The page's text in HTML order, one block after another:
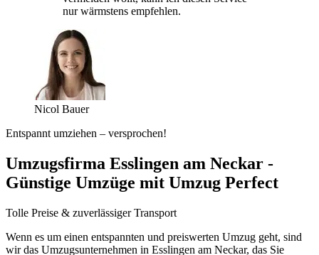
nur wärmstens empfehlen.
Nicol Bauer
Entspannt umziehen – versprochen!
Umzugsfirma Esslingen am Neckar -
Günstige Umzüge mit Umzug Perfect
Tolle Preise & zuverlässiger Transport
Wenn es um einen entspannten und preiswerten Umzug geht, sind
wir das Umzugsunternehmen in Esslingen am Neckar, das Sie